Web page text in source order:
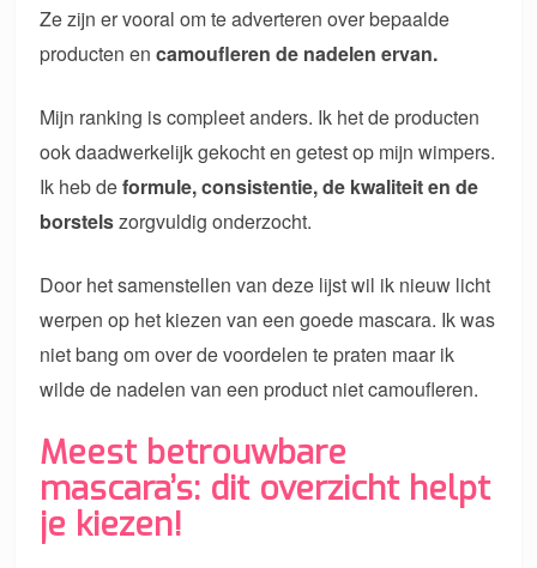
Ze zijn er vooral om te adverteren over bepaalde
producten encamoufleren de nadelen ervan.
Mijn ranking is compleet anders. Ik het de producten
ook daadwerkelijk gekocht en getest op mijn wimpers.
Ik heb deformule, consistentie, de kwaliteit en de
borstelszorgvuldig onderzocht.
Door het samenstellen van deze lijst wil ik nieuw licht
werpen op het kiezen van een goede mascara. Ik was
niet bang om over de voordelen te praten maar ik
wilde de nadelen van een product niet camoufleren.
Meest betrouwbare
mascara’s: dit overzicht helpt
je kiezen!